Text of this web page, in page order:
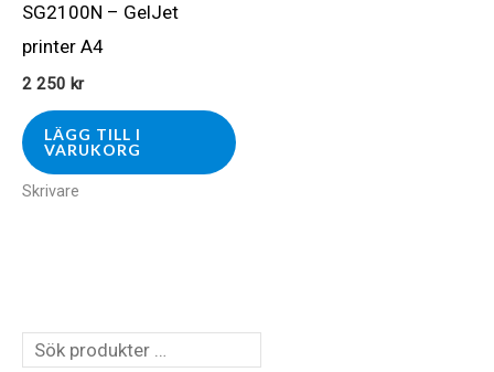
SG2100N – GelJet
printer A4
2 250 kr
LÄGG TILL I
VARUKORG
Skrivare